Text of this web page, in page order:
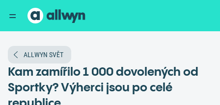
ALLWYN SVĚT
Kam zamířilo 1 000 dovolených od
Sportky? Výherci jsou po celé